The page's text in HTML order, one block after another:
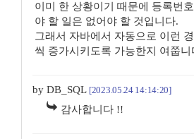
이미 한 상황이기 때문에 등록번
야 할 일은 없어야 할 것입니다.
그래서 자바에서 자동으로 이런
씩 증가시키도록 가능한지 여쭙니
by DB_SQL [2023.05.24 14:14:20]
감사합니다 !!